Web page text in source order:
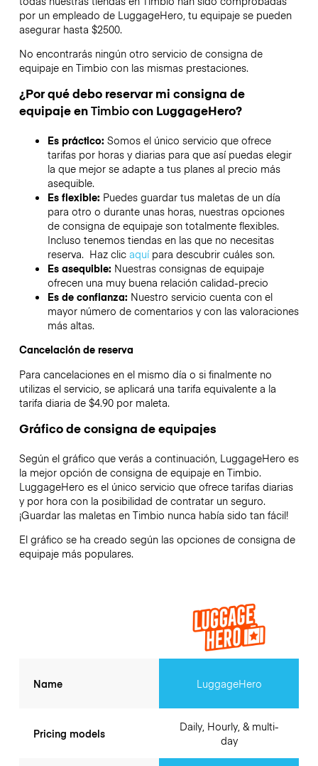
por un empleado de LuggageHero, tu equipaje se pueden
asegurar hasta $2500.
No encontrarás ningún otro servicio de consigna de
equipaje en Timbio con las mismas prestaciones.
¿Por qué debo reservar mi consigna de
equipaje enTimbiocon LuggageHero?
Es práctico: Somos el único servicio que ofrece
tarifas por horas y diarias para que así puedas elegir
la que mejor se adapte a tus planes al precio más
asequible.
Es flexible: Puedes guardar tus maletas de un día
para otro o durante unas horas, nuestras opciones
de consigna de equipaje son totalmente flexibles.
Incluso tenemos tiendas en las que no necesitas
reserva. Haz clic aquípara descubrir cuáles son.
Es asequible: Nuestras consignas de equipaje
ofrecen una muy buena relación calidad-precio
Es de confianza: Nuestro servicio cuenta con el
mayor número de comentarios y con las valoraciones
más altas.
Cancelación de reserva
Para cancelaciones en el mismo día o si finalmente no
utilizas el servicio, se aplicará una tarifa equivalente a la
tarifa diaria de $4.90 por maleta.
Gráfico de consigna de equipajes
Según el gráfico que verás a continuación, LuggageHero es
la mejor opción de consigna de equipaje en Timbio.
LuggageHero es el único servicio que ofrece tarifas diarias
y por hora con la posibilidad de contratar un seguro.
¡Guardar las maletas en Timbio nunca había sido tan fácil!
El gráfico se ha creado según las opciones de consigna de
equipaje más populares.
Name
Pricing models
LuggageHero
Daily, Hourly, & multi-
day